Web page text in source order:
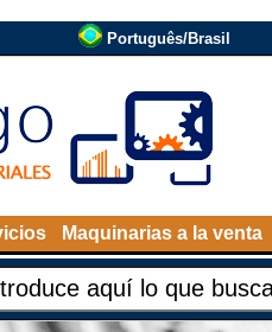
Português/Brasil
Maquinarias a la venta